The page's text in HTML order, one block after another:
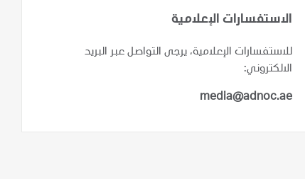
الاستفسارات الإعلامية
للاستفسارات الإعلامية، يرجى التواصل عبر البريد
الالكتروني:
media@adnoc.ae